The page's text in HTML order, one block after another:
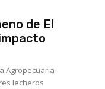
de El
Agropecuaria
lecheros